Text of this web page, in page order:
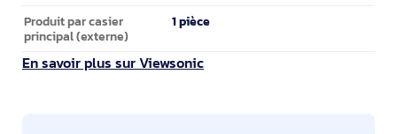
Produit par casier
principal (externe)
1 pièce
En savoir plus sur Viewsonic